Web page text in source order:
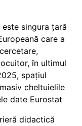
este singura țară
care a
în ultimul
spațiul
cheltuielile
date Eurostat
didactică